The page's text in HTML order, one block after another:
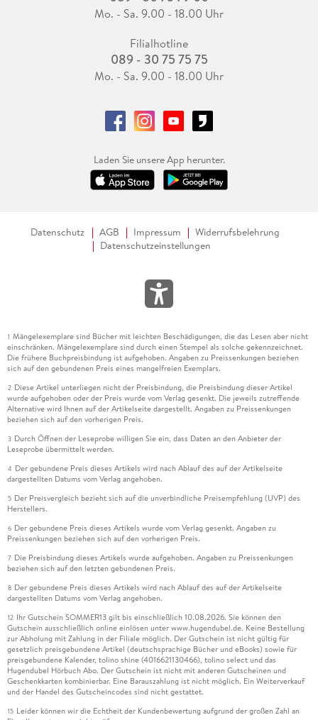
Mo. - Sa. 9.00 - 18.00 Uhr
Filialhotline
089 - 30 75 75 75
Mo. - Sa. 9.00 - 18.00 Uhr
Laden Sie unsere App herunter.
Datenschutz AGB Impressum
Widerrufsbelehrung
Datenschutzeinstellungen
1 Mängelexemplare sind Bücher mit leichten Beschädigungen, die das Lesen aber nicht
einschränken. Mängelexemplare sind durch einen Stempel als solche gekennzeichnet.
Die frühere Buchpreisbindung ist aufgehoben. Angaben zu Preissenkungen beziehen
sich auf den gebundenen Preis eines mangelfreien Exemplars.
2 Diese Artikel unterliegen nicht der Preisbindung, die Preisbindung dieser Artikel
wurde aufgehoben oder der Preis wurde vom Verlag gesenkt. Die jeweils zutreffende
Alternative wird Ihnen auf der Artikelseite dargestellt. Angaben zu Preissenkungen
beziehen sich auf den vorherigen Preis.
3 Durch Öffnen der Leseprobe willigen Sie ein, dass Daten an den Anbieter der
Leseprobe übermittelt werden.
4 Der gebundene Preis dieses Artikels wird nach Ablauf des auf der Artikelseite
dargestellten Datums vom Verlag angehoben.
5 Der Preisvergleich bezieht sich auf die unverbindliche Preisempfehlung (UVP) des
Herstellers.
6 Der gebundene Preis dieses Artikels wurde vom Verlag gesenkt. Angaben zu
Preissenkungen beziehen sich auf den vorherigen Preis.
7 Die Preisbindung dieses Artikels wurde aufgehoben. Angaben zu Preissenkungen
beziehen sich auf den letzten gebundenen Preis.
8 Der gebundene Preis dieses Artikels wird nach Ablauf des auf der Artikelseite
dargestellten Datums vom Verlag angehoben.
12 Ihr Gutschein SOMMER13 gilt bis einschließlich 10.08.2026. Sie können den
Gutschein ausschließlich online einlösen unter www.hugendubel.de. Keine Bestellung
zur Abholung mit Zahlung in der Filiale möglich. Der Gutschein ist nicht gültig für
gesetzlich preisgebundene Artikel (deutschsprachige Bücher und eBooks) sowie für
preisgebundene Kalender, tolino shine (4016621130466), tolino select und das
Hugendubel Hörbuch Abo. Der Gutschein ist nicht mit anderen Gutscheinen und
Geschenkkarten kombinierbar. Eine Barauszahlung ist nicht möglich. Ein Weiterverkauf
und der Handel des Gutscheincodes sind nicht gestattet.
15 Leider können wir die Echtheit der Kundenbewertung aufgrund der großen Zahl an